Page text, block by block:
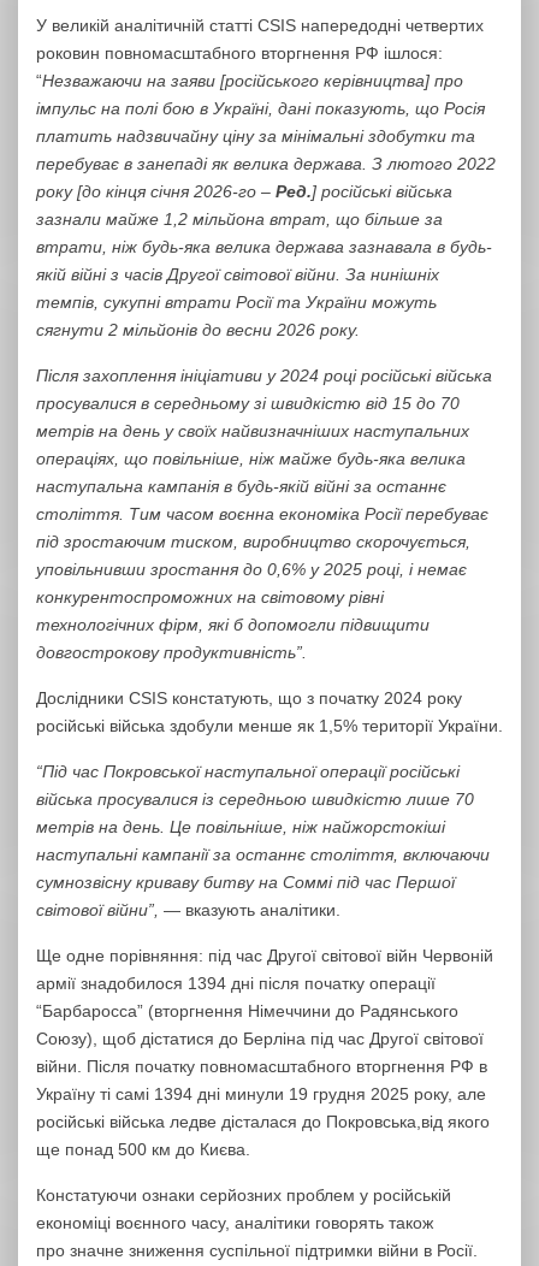
У великій аналітичній статті CSIS напередодні четвертих
роковин повномасштабного вторгнення РФ ішлося:
“Незважаючи на заяви [російського керівництва] про
імпульс на полі бою в Україні, дані показують, що Росія
платить надзвичайну ціну за мінімальні здобутки та
перебуває в занепаді як велика держава. З лютого 2022
року [до кінця січня 2026-го – Ред.] російські війська
зазнали майже 1,2 мільйона втрат, що більше за
втрати, ніж будь-яка велика держава зазнавала в будь-
якій війні з часів Другої світової війни. За нинішніх
темпів, сукупні втрати Росії та України можуть
сягнути 2 мільйонів до весни 2026 року.
Після захоплення ініціативи у 2024 році російські війська
просувалися в середньому зі швидкістю від 15 до 70
метрів на день у своїх найвизначніших наступальних
операціях, що повільніше, ніж майже будь-яка велика
наступальна кампанія в будь-якій війні за останнє
століття. Тим часом воєнна економіка Росії перебуває
під зростаючим тиском, виробництво скорочується,
уповільнивши зростання до 0,6% у 2025 році, і немає
конкурентоспроможних на світовому рівні
технологічних фірм, які б допомогли підвищити
довгострокову продуктивність”.
Дослідники CSIS констатують, що з початку 2024 року
російські війська здобули менше як 1,5% території України.
“Під час Покровської наступальної операції російські
війська просувалися із середньою швидкістю лише 70
метрів на день. Це повільніше, ніж найжорстокіші
наступальні кампанії за останнє століття, включаючи
сумнозвісну криваву битву на Соммі під час Першої
світової війни”, — вказують аналітики.
Ще одне порівняння: під час Другої світової війн Червоній
армії знадобилося 1394 дні після початку операції
“Барбаросса” (вторгнення Німеччини до Радянського
Союзу), щоб дістатися до Берліна під час Другої світової
війни. Після початку повномасштабного вторгнення РФ в
Україну ті самі 1394 дні минули 19 грудня 2025 року, але
російські війська ледве дісталася до Покровська,від якого
ще понад 500 км до Києва.
Констатуючи ознаки серйозних проблем у російській
економіці воєнного часу, аналітики говорять також
про значне зниження суспільної підтримки війни в Росії.